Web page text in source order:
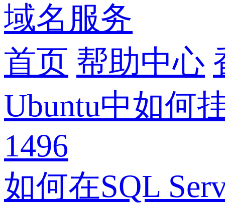
域名服务
首页 帮助中心
Ubuntu中如何
1496
如何在SQL